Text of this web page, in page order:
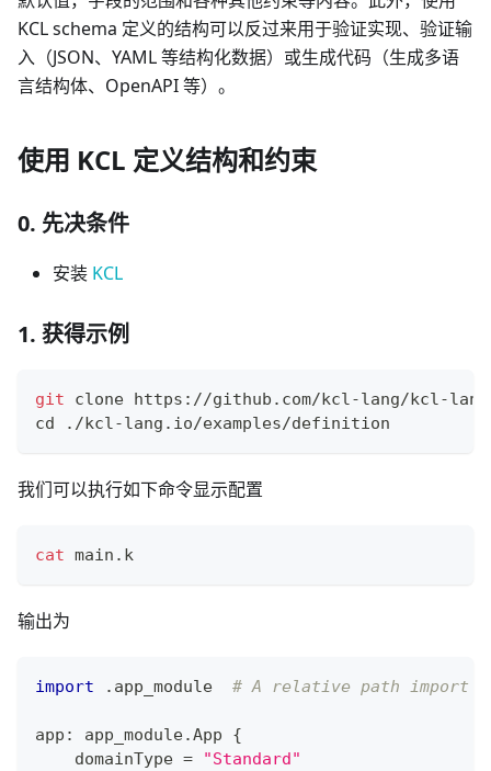
KCL schema 定义的结构可以反过来用于验证实现、验证输
入（JSON、YAML 等结构化数据）或生成代码（生成多语
言结构体、OpenAPI 等）。
使用 KCL 定义结构和约束
0. 先决条件
安装 KCL
1. 获得示例
git clone https://github.com/kcl-lang/kcl-
cd ./kcl-lang.io/examples/definition
我们可以执行如下命令显示配置
cat main.k
输出为
import . app_module # A relative path import
app : app_module.App {
    domainType
=
"Standard"